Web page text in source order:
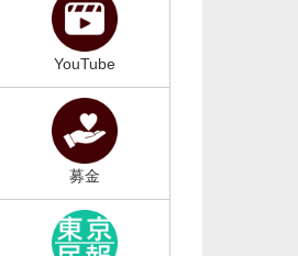
YouTube
募金